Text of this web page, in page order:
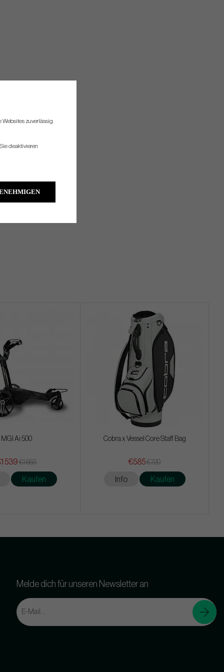
MGI Ai 500
539 €1 665
Kaufen
Cobra x Vessel Core Staff Bag
€585€720
Info Kaufen
Melde dich für unseren Newsletter an
Websites zuverlässig
deaktivieren